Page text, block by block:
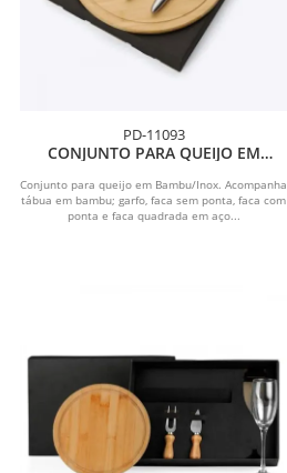
PD-11093
CONJUNTO PARA QUEIJO EM
Conjunto para queijo em Bambu/Inox. Acompanha
tábua em bambu; garfo, faca sem ponta, faca com
ponta e faca quadrada em aço...